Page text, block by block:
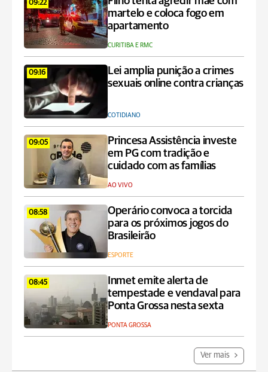
09:22
martelo e coloca fogo em
apartamento
CURITIBA E RMC
09:16
Lei amplia punição a crimes
sexuais online contra crianças
COTIDIANO
09:05
Princesa Assistência investe
em PG com tradição e
cuidado com as famílias
AO VIVO
08:58
Operário convoca a torcida
para os próximos jogos do
Brasileirão
ESPORTE
08:45
Inmet emite alerta de
tempestade e vendaval para
Ponta Grossa nesta sexta
PONTA GROSSA
Ver mais